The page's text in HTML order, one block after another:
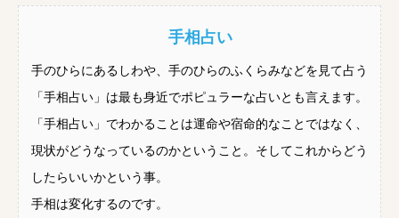
手相占い
手のひらにあるしわや、手のひらのふくらみなどを見て占う
「手相占い」は最も身近でポピュラーな占いとも言えます。
「手相占い」でわかることは運命や宿命的なことではなく、
現状がどうなっているのかということ。そしてこれからどう
したらいいかという事。
手相は変化するのです。